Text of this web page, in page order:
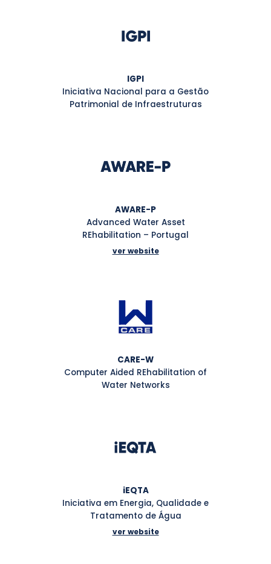
IGPI
Iniciativa Nacional para a Gestão
Patrimonial de Infraestruturas
AWARE-P
Advanced Water Asset
REhabilitation – Portugal
ver website
CARE-W
Computer Aided REhabilitation of
Water Networks
iEQTA
Iniciativa em Energia, Qualidade e
Tratamento de Água
ver website